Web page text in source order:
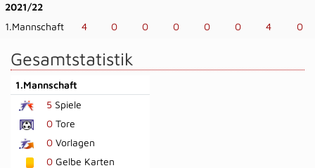
2021/22
1.Mannschaft
4 0 0 0 0 0 4 0
Gesamtstatistik
1.Mannschaft
5 Spiele
0 Tore
0 Vorlagen
0 Gelbe Karten